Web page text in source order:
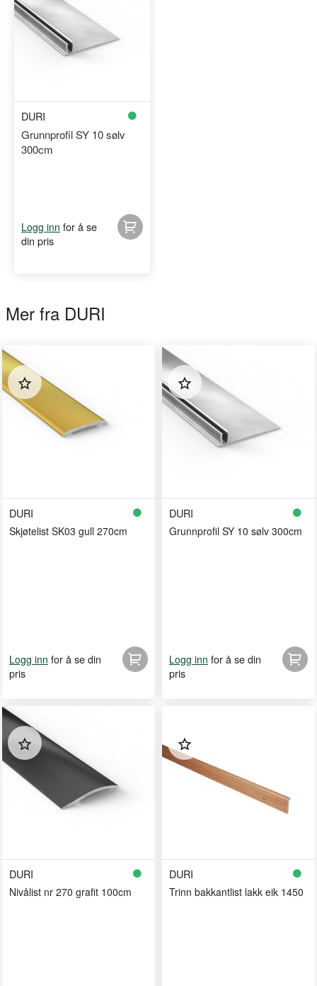
DURI
Grunnprofil SY 10 sølv
300cm
Logg inn for å se
din pris
Mer fra DURI
DURI
Skjøtelist SK03 gull 270cm
Logg inn for å se din
pris
DURI
Grunnprofil SY 10 sølv 300cm
Logg inn for å se din
pris
DURI
Nivålist nr 270 grafit 100cm
DURI
Trinn bakkantlist lakk eik 1450